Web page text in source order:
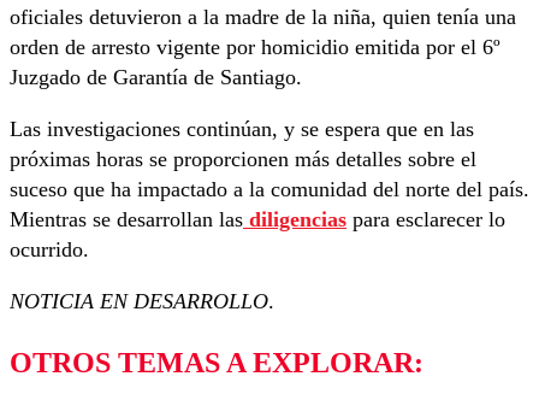
oficiales detuvieron a la madre de la niña, quien tenía una
orden de arresto vigente por homicidio emitida por el 6º
Juzgado de Garantía de Santiago.
Las investigaciones continúan, y se espera que en las
próximas horas se proporcionen más detalles sobre el
suceso que ha impactado a la comunidad del norte del país.
Mientras se desarrollan las diligencias para esclarecer lo
ocurrido.
NOTICIA EN DESARROLLO.
OTROS TEMAS A EXPLORAR: